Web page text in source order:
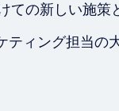
ての新しい施策
ティング担当の